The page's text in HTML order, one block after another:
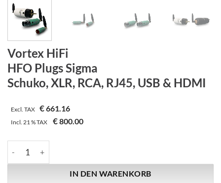
Vortex HiFi
HFO Plugs Sigma
Schuko, XLR, RCA, RJ45, USB & HDMI
Excl. TAX €661.16
Incl. 21 %TAX €800.00
IN DEN WARENKORB